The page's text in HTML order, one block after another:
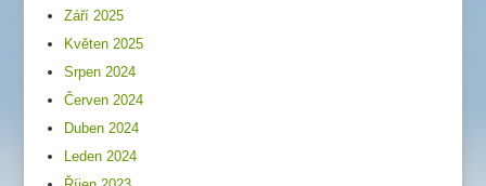
Září 2025
Květen 2025
Srpen 2024
Červen 2024
Duben 2024
Leden 2024